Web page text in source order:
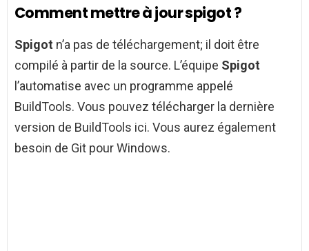
Comment mettre à jour spigot ?
Spigot n’a pas de téléchargement; il doit être
compilé à partir de la source. L’équipe Spigot
l’automatise avec un programme appelé
BuildTools. Vous pouvez télécharger la dernière
version de BuildTools ici. Vous aurez également
besoin de Git pour Windows.